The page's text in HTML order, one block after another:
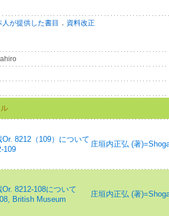
人が提供した書目 ． 資料改正
8212（109）について
109
庄垣内正弘 (著
8212-108について
British Museum
庄垣内正弘 (著